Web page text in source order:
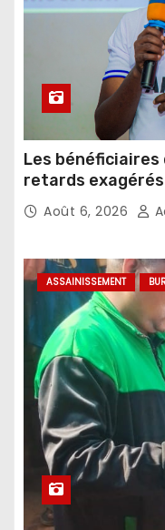
Les bénéficiaires
retards
agricoles
Août 6, 2026
ASSAINISSEMENT